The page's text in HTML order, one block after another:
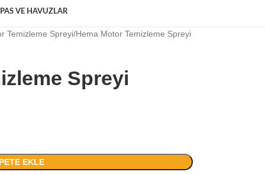
VE HAVUZLAR
Temizleme Spreyi Hema Motor Temizleme Spreyi
Spreyi
EKLE